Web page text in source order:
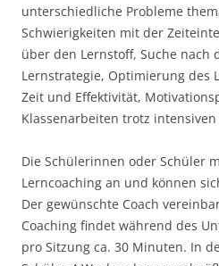
unterschiedliche Probleme
Schwierigkeiten mit der
über den Lernstoff, Suche nach
Lernstrategie, Optimierung des
Zeit und Effektivität,
Klassenarbeiten trotz intensiven
Die Schülerinnen oder Schüler
Lerncoaching an und können
Der gewünschte Coach
Coaching findet während des
pro Sitzung ca. 30 Minuten. In